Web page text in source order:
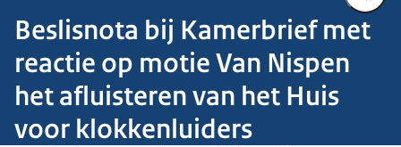
Beslisnota bij Kamerbrief met
reactie op motie Van Nispen
het afluisteren van het Huis
voor klokkenluiders